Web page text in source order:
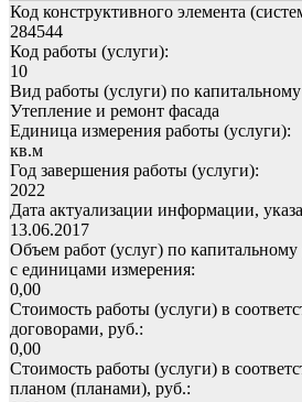
Код конструктивного элемента
284544
Код работы (услуги):
10
Вид работы (услуги) по
Утепление и ремонт фасада
Единица измерения работы (услуги):
кв.м
Год завершения работы (услуги):
2022
Дата актуализации информации,
13.06.2017
Объем работ (услуг) по капитальному
с единицами измерения:
0,00
Стоимость работы (услуги) в
договорами, руб.:
0,00
Стоимость работы (услуги) в
планом (планами), руб.: